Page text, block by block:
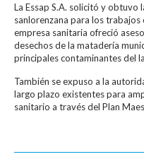
La Essap S.A. solicitó y obtuvo
sanlorenzana para los
empresa sanitaria ofreció
desechos de la matadería
principales contaminantes del
También se expuso a la
largo plazo existentes para
sanitario a través del Plan